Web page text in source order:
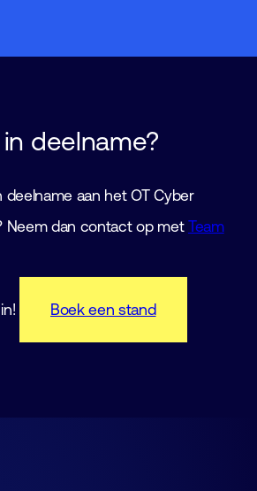
deelname?
deelname aan het OT Cyber
Neem dan contact op met Team
Boek een stand